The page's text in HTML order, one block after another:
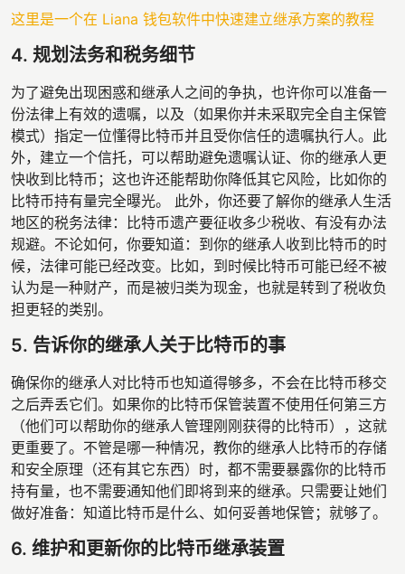
这里是一个在 Liana 钱包软件中快速建立继承方案的教程
4. 规划法务和税务细节
为了避免出现困惑和继承人之间的争执，也许你可以准备一
份法律上有效的遗嘱，以及（如果你并未采取完全自主保管
模式）指定一位懂得比特币并且受你信任的遗嘱执行人。此
外，建立一个信托，可以帮助避免遗嘱认证、你的继承人更
快收到比特币；这也许还能帮助你降低其它风险，比如你的
比特币持有量完全曝光。 此外，你还要了解你的继承人生活
地区的税务法律：比特币遗产要征收多少税收、有没有办法
规避。不论如何，你要知道：到你的继承人收到比特币的时
候，法律可能已经改变。比如，到时候比特币可能已经不被
认为是一种财产，而是被归类为现金，也就是转到了税收负
担更轻的类别。
5. 告诉你的继承人关于比特币的事
确保你的继承人对比特币也知道得够多，不会在比特币移交
之后弄丢它们。如果你的比特币保管装置不使用任何第三方
（他们可以帮助你的继承人管理刚刚获得的比特币），这就
更重要了。不管是哪一种情况，教你的继承人比特币的存储
和安全原理（还有其它东西）时，都不需要暴露你的比特币
持有量，也不需要通知他们即将到来的继承。只需要让她们
做好准备：知道比特币是什么、如何妥善地保管；就够了。
6. 维护和更新你的比特币继承装置